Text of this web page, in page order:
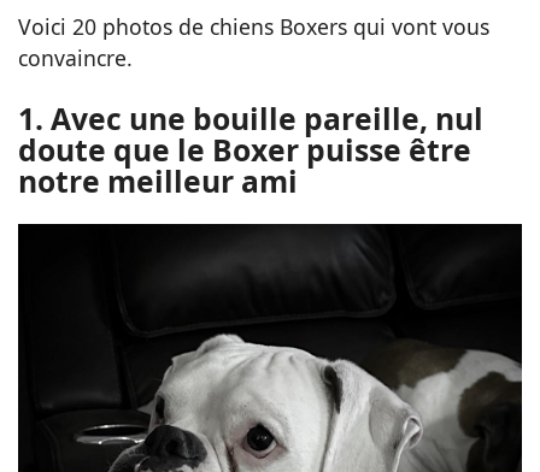
Voici 20 photos de chiens Boxers qui vont vous
convaincre.
1. Avec une bouille pareille, nul
doute que le Boxer puisse être
notre meilleur ami